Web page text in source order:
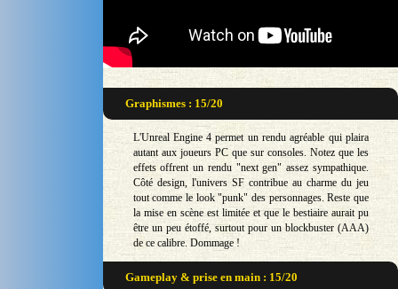
Graphismes : 15/20
L'Unreal Engine 4 permet un rendu agréable qui plaira
autant aux joueurs PC que sur consoles. Notez que les
effets offrent un rendu "next gen" assez sympathique.
Côté design, l'univers SF contribue au charme du jeu
tout comme le look "punk" des personnages. Reste que
la mise en scène est limitée et que le bestiaire aurait pu
être un peu étoffé, surtout pour un blockbuster (AAA)
de ce calibre. Dommage !
Gameplay & prise en main : 15/20